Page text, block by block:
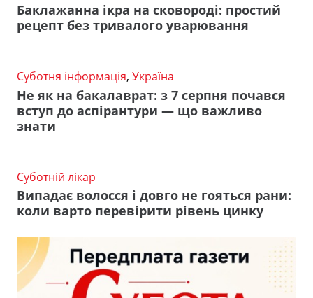
Баклажанна ікра на сковороді: простий
рецепт без тривалого уварювання
Суботня інформація, Україна
Не як на бакалаврат: з 7 серпня почався
вступ до аспірантури — що важливо
знати
Суботній лікар
Випадає волосся і довго не гояться рани:
коли варто перевірити рівень цинку